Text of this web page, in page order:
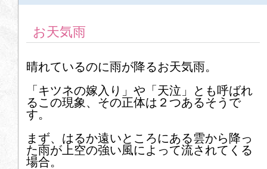
29 30 31
2026年4月
1
2 3 4 5 6 7
15 16 17 18 19 20 21
お天気雨
晴れているのに雨が降るお天気雨。
「キツネの嫁入り」や「天泣」とも呼ばれ
るこの現象、その正体は２つあるそうで
す。
まず、はるか遠いところにある雲から降っ
た雨が上空の強い風によって流されてくる
場合。